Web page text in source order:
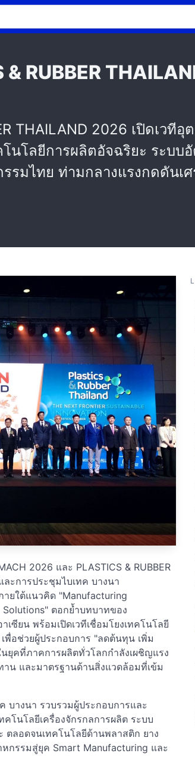
& RUBBER
THAILAND 2026 เปิดเว
นโลยีการผลิตอัจฉริยะ ระบบ
รมไทย ท่ามกลางแรงกดดันเ
2026 และ PLASTICS & RUBBER
ะการประชุมไบเทค บางนา
ยใต้แนวคิด "Manufacturing
ตอกย้ำบทบาทของ
ซียน พร้อมเปิดเวทีเชื่อมโยงเทคโนโลยี
พื่อช่วยผู้ประกอบการ "ลดต้นทุน เพิ่ม
ยุคที่ภาคการผลิตทั่วโลกกำลังเผชิญแรง
น และมาตรฐานด้านสิ่งแวดล้อมที่เข้ม
บางนา รวบรวมผู้ประกอบการและ
โนโลยีเครื่องจักรกลการผลิต ระบบ
ลอดจนเทคโนโลยีด้านพลาสติก ยาง
กรรมสู่ยุค Smart Manufacturing และ